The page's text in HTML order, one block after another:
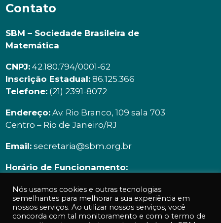
Contato
SBM – Sociedade Brasileira de
Matemática
CNPJ: 42.180.794/0001-62
Inscrição Estadual: 86.125.366
Telefone: (21) 2391-8072
Endereço: Av. Rio Branco, 109 sala 703
Centro – Rio de Janeiro/RJ
Email: secretaria@sbm.org.br
Horário de Funcionamento:
Nós usamos cookies e outras tecnologias
semelhantes para melhorar a sua experiência em
nossos serviços. Ao utilizar nossos serviços, você
concorda com tal monitoramento e com o termo de